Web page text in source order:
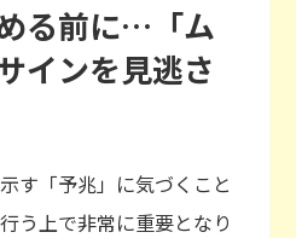
る前に…「ム
インを見逃さ
す「予兆」に気づくこと
う上で非常に重要となり